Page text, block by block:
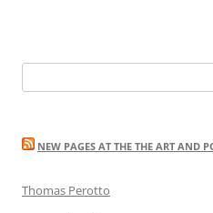
for:
NEW PAGES AT THE THE ART AND
Thomas Perotto